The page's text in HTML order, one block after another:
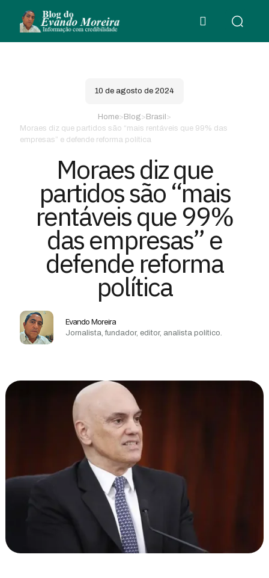
10 de agosto de 2024
Home> Blog> Brasil >
Moraes diz que partidos são “mais rentáveis que 99% das
empresas” e defende reforma política
Moraes diz que
partidos são “mais
rentáveis que 99%
das empresas” e
defende reforma
política
Evando Moreira
Jornalista, fundador, editor, analista político.